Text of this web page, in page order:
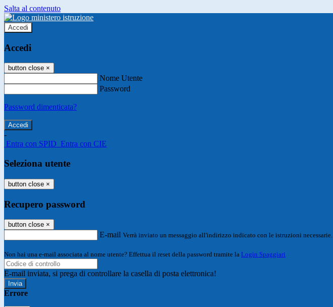
Salta al contenuto
Accedi
Accedi
button close ×
Nome Utente
Password
Password dimenticata?
-
Entra con SPID Entra con CIE
Seleziona utente
button close ×
Recupero password
button close ×
E-mail Verrà inviato un messaggio all'indirizzo indicato con le istruzioni necessarie.
Non hai una e-mail associata al nome utente? Effettua il reset della password tramite la Login Spaggiari
E-mail inviata, si prega di controllare la casella di posta elettronica!
Errore